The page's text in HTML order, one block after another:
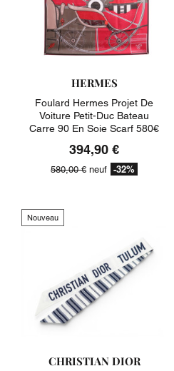
HERMES
Foulard Hermes Projet De
Voiture Petit-Duc Bateau
Carre 90 En Soie Scarf 580€
394,90 €
580,00 € neuf -32%
Nouveau
CHRISTIAN DIOR